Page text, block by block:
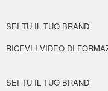
SEI TU IL TUO BRAND
RICEVI I VIDEO DI
SEI TU IL TUO BRAND